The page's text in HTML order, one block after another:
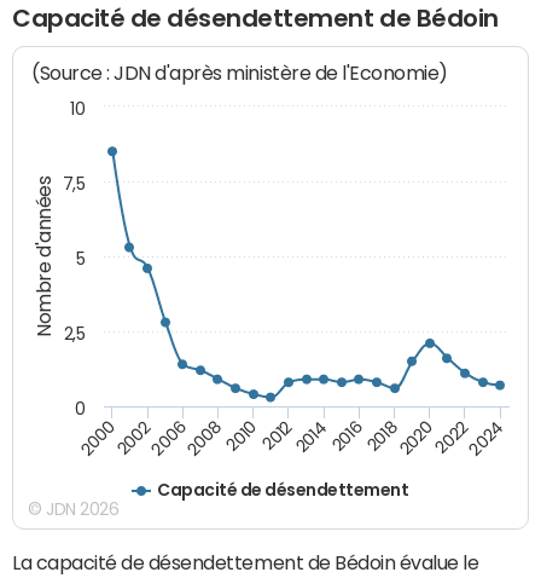
Capacité de désendettement de Bédoin
Nombre d'années
(Source : JDN d'après ministère de l'Economie)
Capacité de désendettement
20002002200620082010 2012201420162018202020222024
0
2,5
5
7,5
10
© JDN 2026
La capacité de désendettement de Bédoin évalue le